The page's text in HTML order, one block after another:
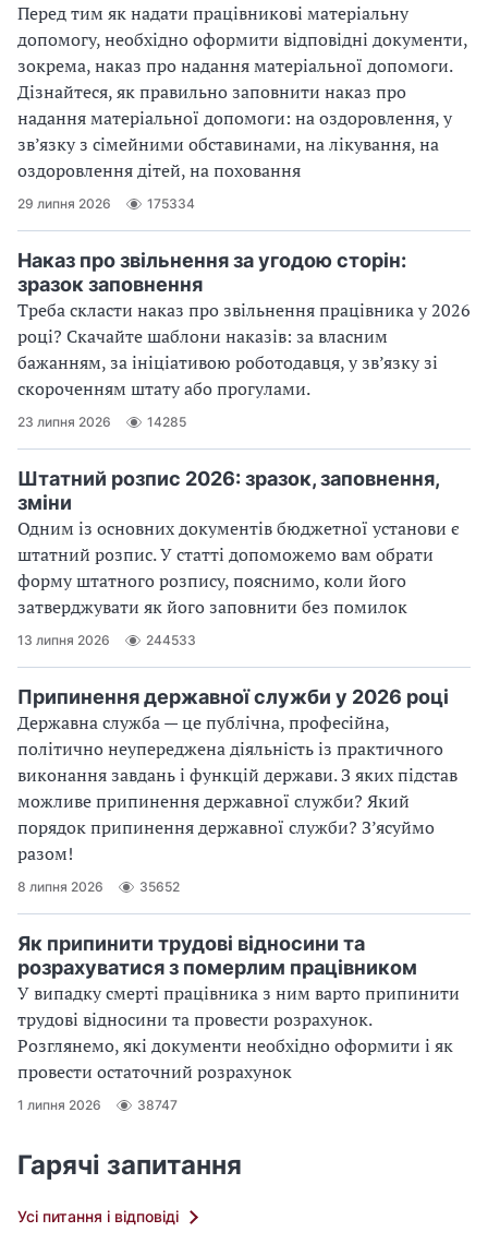
Перед тим як надати працівникові матеріальну
допомогу, необхідно оформити відповідні документи,
зокрема, наказ про надання матеріальної допомоги.
Дізнайтеся, як правильно заповнити наказ про
надання матеріальної допомоги: на оздоровлення, у
зв’язку з сімейними обставинами, на лікування, на
оздоровлення дітей, на поховання
29 липня 2026 175334
Наказ про звільнення за угодою сторін:
зразок заповнення
Треба скласти наказ про звільнення працівника у 2026
році? Скачайте шаблони наказів: за власним
бажанням, за ініціативою роботодавця, у зв’язку зі
скороченням штату або прогулами.
23 липня 2026 14285
Штатний розпис 2026: зразок, заповнення,
зміни
Одним із основних документів бюджетної установи є
штатний розпис. У статті допоможемо вам обрати
форму штатного розпису, пояснимо, коли його
затверджувати як його заповнити без помилок
13 липня 2026 244533
Припинення державної служби у 2026 році
Державна служба — це публічна, професійна,
політично неупереджена діяльність із практичного
виконання завдань і функцій держави. З яких підстав
можливе припинення державної служби? Який
порядок припинення державної служби? З’ясуймо
разом!
8 липня 2026 35652
Як припинити трудові відносини та
розрахуватися з померлим працівником
У випадку смерті працівника з ним варто припинити
трудові відносини та провести розрахунок.
Розглянемо, які документи необхідно оформити і як
провести остаточний розрахунок
1 липня 2026 38747
Гарячі запитання
Усі питання і відповіді